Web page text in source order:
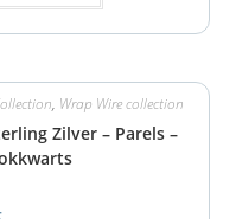
, Wrap Wire collection
Zilver – Parels –